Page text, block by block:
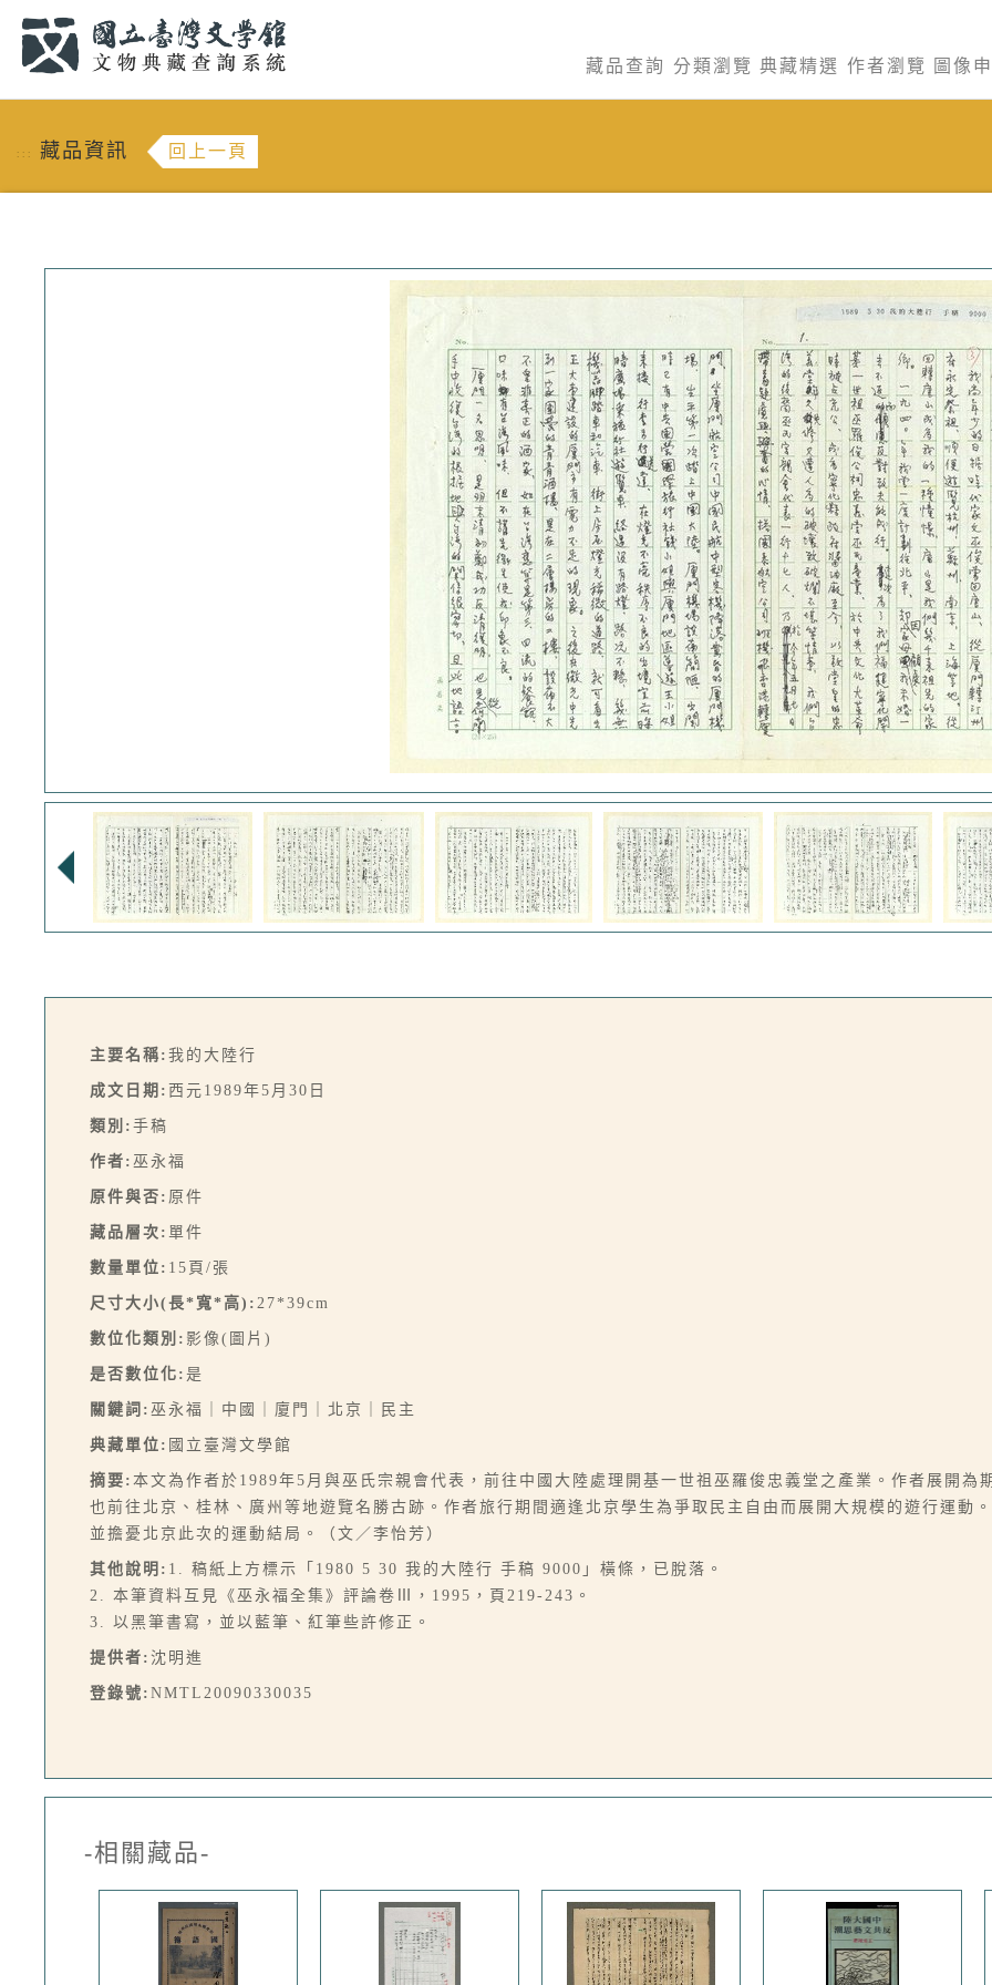
藏品查詢 分類瀏覽 典藏精選 作者瀏覽 圖像
::: 藏品資訊 回上一頁
主要名稱: 我的大陸行
成文日期: 西元1989年5月30日
類別: 手稿
作者: 巫永福
原件與否: 原件
藏品層次: 單件
數量單位: 15頁/張
尺寸大小(長*寬*高): 27*39cm
數位化類別: 影像(圖片)
是否數位化: 是
關鍵詞: 巫永福｜中國｜廈門｜北京｜民主
典藏單位: 國立臺灣文學館
摘要: 本文為作者於1989年5月與巫氏宗親會代表，前往中國大陸處理開基一世祖巫羅俊忠義堂之產業。作者展開為
也前往北京、桂林、廣州等地遊覽名勝古跡。作者旅行期間適逢北京學生為爭取民主自由而展開大規模的遊行運動
並擔憂北京此次的運動結局。（文／李怡芳）
其他說明: 1. 稿紙上方標示「1980 5 30 我的大陸行 手稿 9000」橫條，已脫落。
2. 本筆資料互見《巫永福全集》評論卷Ⅲ，1995，頁219-243。
3. 以黑筆書寫，並以藍筆、紅筆些許修正。
提供者: 沈明進
登錄號: NMTL20090330035
-相關藏品-